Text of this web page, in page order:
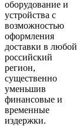
оборудование и
устройства с
возможностью
оформления
доставки в любой
российский
регион,
существенно
уменьшив
финансовые и
временные
издержки.